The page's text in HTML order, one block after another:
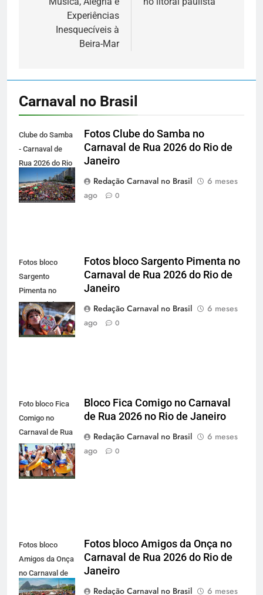
Experiências
Inesquecíveis à
Beira-Mar
Carnaval no Brasil
Clube do Samba
- Carnaval de
Rua 2026 do Rio
de Janeiro -
carnavalnobrasil.com.br
Fotos Clube do Samba no
Carnaval de Rua 2026 do Rio de
Janeiro
Redação Carnaval no Brasil
6 meses
ago
0
Fotos bloco
Sargento
Pimenta no
Carnaval de Rua
2026 do Rio de
Janeiro
Fotos bloco Sargento Pimenta no
Carnaval de Rua 2026 do Rio de
Janeiro
Redação Carnaval no Brasil
6 meses
ago
0
Foto bloco Fica
Comigo no
Carnaval de Rua
2026 no Rio de
Janeiro -
carnavalnobrasil.com.br
Bloco Fica Comigo no Carnaval
de Rua 2026 no Rio de Janeiro
Redação Carnaval no Brasil
6 meses
ago
0
Fotos bloco
Amigos da Onça
no Carnaval de
Rua 2026 do Rio
Fotos bloco Amigos da Onça no
Carnaval de Rua 2026 do Rio de
Janeiro
Redação Carnaval no Brasil
6 meses